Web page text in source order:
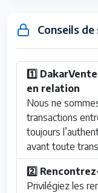
Conseils
1️⃣
en relation
Nous ne
transactions
toujours
avant toute
2️⃣
Privilégiez les